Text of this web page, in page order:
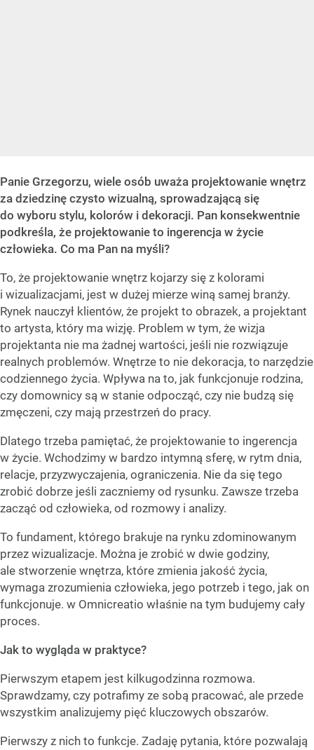
Panie Grzegorzu, wiele osób uważa projektowanie wnętrz
za dziedzinę czysto wizualną, sprowadzającą się
do wyboru stylu, kolorów i dekoracji. Pan konsekwentnie
podkreśla, że projektowanie to ingerencja w życie
człowieka. Co ma Pan na myśli?
To, że projektowanie wnętrz kojarzy się z kolorami
i wizualizacjami, jest w dużej mierze winą samej branży.
Rynek nauczył klientów, że projekt to obrazek, a projektant
to artysta, który ma wizję. Problem w tym, że wizja
projektanta nie ma żadnej wartości, jeśli nie rozwiązuje
realnych problemów. Wnętrze to nie dekoracja, to narzędzie
codziennego życia. Wpływa na to, jak funkcjonuje rodzina,
czy domownicy są w stanie odpocząć, czy nie budzą się
zmęczeni, czy mają przestrzeń do pracy.
Dlatego trzeba pamiętać, że projektowanie to ingerencja
w życie. Wchodzimy w bardzo intymną sferę, w rytm dnia,
relacje, przyzwyczajenia, ograniczenia. Nie da się tego
zrobić dobrze jeśli zaczniemy od rysunku. Zawsze trzeba
zacząć od człowieka, od rozmowy i analizy.
To fundament, którego brakuje na rynku zdominowanym
przez wizualizacje. Można je zrobić w dwie godziny,
ale stworzenie wnętrza, które zmienia jakość życia,
wymaga zrozumienia człowieka, jego potrzeb i tego, jak on
funkcjonuje. w Omnicreatio właśnie na tym budujemy cały
proces.
Jak to wygląda w praktyce?
Pierwszym etapem jest kilkugodzinna rozmowa.
Sprawdzamy, czy potrafimy ze sobą pracować, ale przede
wszystkim analizujemy pięć kluczowych obszarów.
Pierwszy z nich to funkcje. Zadaję pytania, które pozwalają